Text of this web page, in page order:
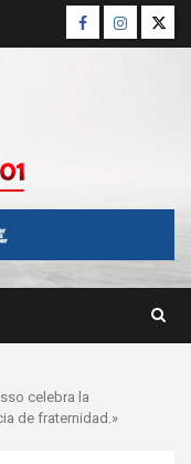
Facebook
Instagram
celebra la
de fraternidad.»